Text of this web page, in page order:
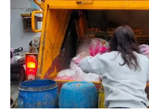
校園動態
原住民動態
軍事新聞
議員民代選舉
鄉鎮長村里長選舉
五合一選舉
溫馨關懷
藝文展覽
專題講座
話說文史
水色流光映城東～名家齊聚展藝風
休閒旅遊
時尚行業
美食料理
景點介紹
醫療養生
醫藥新訊
衞生保健
【博愛醫療公益服務隊】專欄
產業科技
科技新知
產業招商
我要爆料
網友爆料
活動專頁